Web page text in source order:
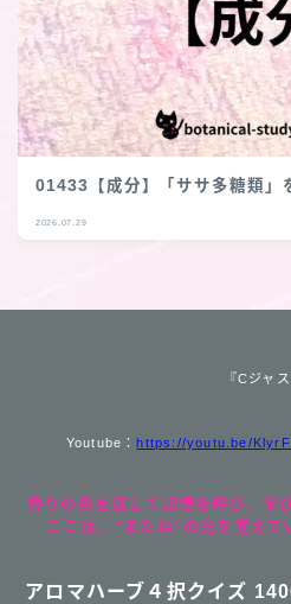
01433【成分】「ササ多糖類」
2026.07.29
『Cジャ
Youtube： https://youtu.be/
香りの色を通して記憶を呼び、学
ここは、“またね”の光を覚えて
アロマハーブ４択クイズ